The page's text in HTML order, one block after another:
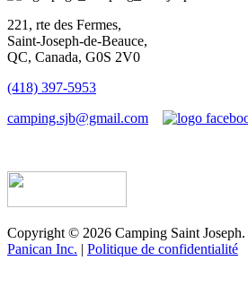
221, rte des Fermes,
Saint-Joseph-de-Beauce,
QC, Canada, G0S 2V0
(418) 397-5953
camping.sjb@gmail.com
Copyright © 2026 Camping Saint Joseph.
Panican Inc. | Politique de confidentialité